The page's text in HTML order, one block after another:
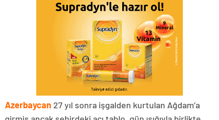
Azerbaycan 27 yıl sonra işgalden kurtulan Ağdam’a